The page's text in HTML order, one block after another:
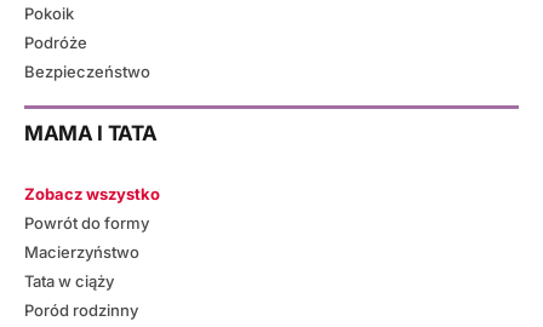
Pokoik
Podróże
Bezpieczeństwo
MAMA I TATA
Zobacz wszystko
Powrót do formy
Macierzyństwo
Tata w ciąży
Poród rodzinny